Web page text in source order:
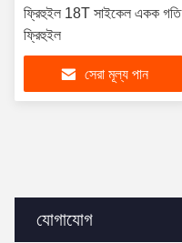
যোগাযোগ
ফ্রিহুইল 18T সাইকেল একক গতি
ফ্রিহুইল
সেরা মূল্য পান